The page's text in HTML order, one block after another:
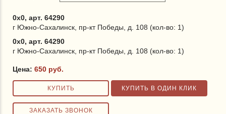
0x0, арт. 64290
г Южно-Сахалинск, пр-кт Победы, д. 108 (кол-во: 1)
0x0, арт. 64290
г Южно-Сахалинск, пр-кт Победы, д. 108 (кол-во: 1)
Цена: 650 руб.